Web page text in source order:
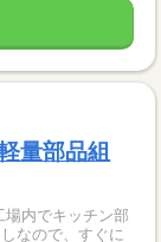
量部品組
内でキッチン部
なので、すぐに